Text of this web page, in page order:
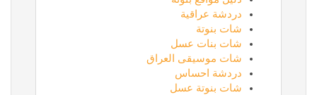
دردشة عراقية
شات بنوتة
شات بنات عسل
شات موسيقى العراق
دردشة احساس
شات بنوتة عسل